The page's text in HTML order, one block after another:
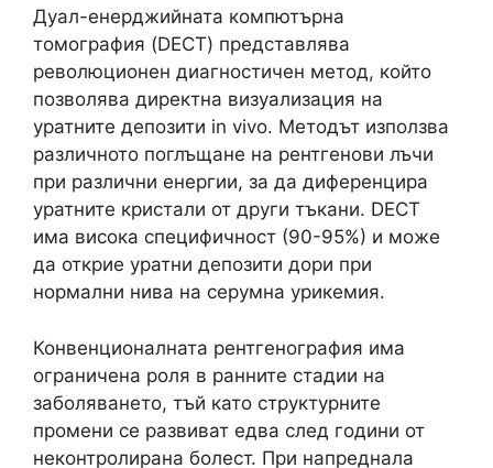
Дуал-енерджийната компютърна
томография (DECT) представлява
революционен диагностичен метод, който
позволява директна визуализация на
уратните депозити in vivo. Методът използва
различното поглъщане на рентгенови лъчи
при различни енергии, за да диференцира
уратните кристали от други тъкани. DECT
има висока специфичност (90-95%) и може
да открие уратни депозити дори при
нормални нива на серумна урикемия.
Конвенционалната рентгенография има
ограничена роля в ранните стадии на
заболяването, тъй като структурните
промени се развиват едва след години от
неконтролирана болест. При напреднала